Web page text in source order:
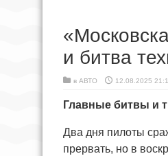
и битва
в АВТО 12.08.2025
Главные битвы и
Два дня пилоты
прервать, но в